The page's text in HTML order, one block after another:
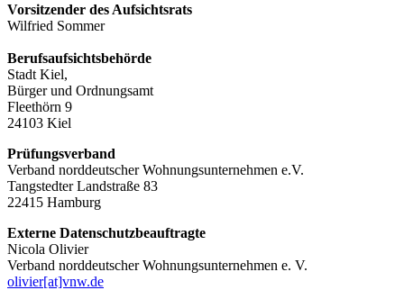
Vorsitzender des Aufsichtsrats
Wilfried Sommer
Berufsaufsichtsbehörde
Stadt Kiel,
Bürger und Ordnungsamt
Fleethörn 9
24103 Kiel
Prüfungsverband
Verband norddeutscher Wohnungsunternehmen e.V.
Tangstedter Landstraße 83
22415 Hamburg
Externe Datenschutzbeauftragte
Nicola Olivier
Verband norddeutscher Wohnungsunternehmen e. V.
olivier[at]vnw.de